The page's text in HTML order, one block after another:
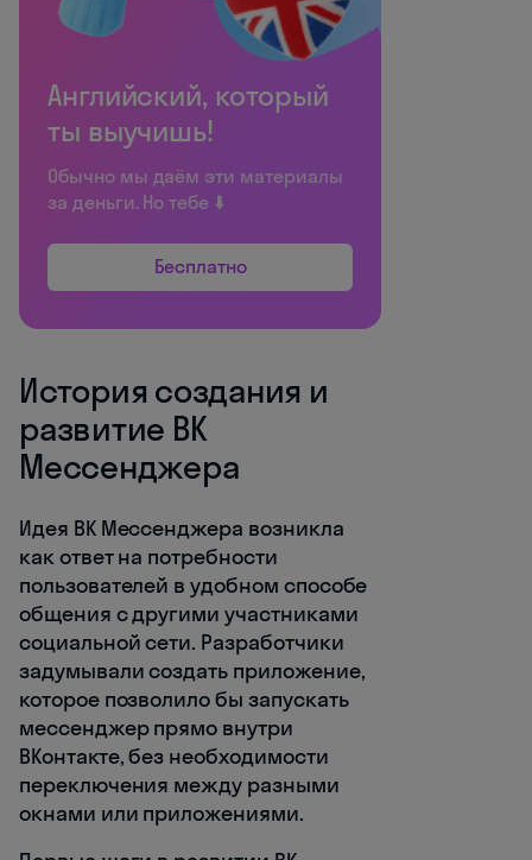
Английский, который
ты выучишь!
Обычно мы даём эти материалы
за деньги. Но тебе ⬇️
Бесплатно
История создания и
развитие ВК
Мессенджера
Идея ВК Мессенджера возникла
как ответ на потребности
пользователей в удобном способе
общения с другими участниками
социальной сети. Разработчики
задумывали создать приложение,
которое позволило бы запускать
мессенджер прямо внутри
ВКонтакте, без необходимости
переключения между разными
окнами или приложениями.